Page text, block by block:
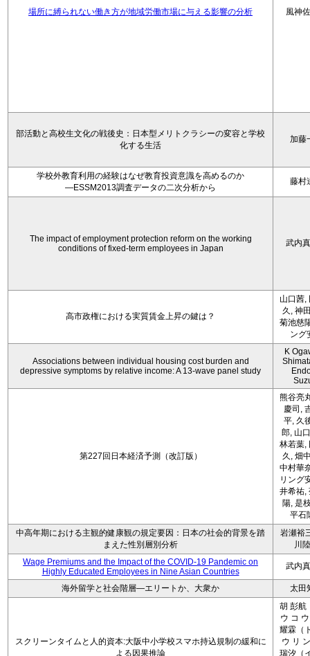
場所に縛られない働き方が地域労働市場に与える影響の分析 風神
部活動と高校生文化の戦後史：日本型メリトクラシーの変容と学校
化する生活
加藤
学校外教育利用の経験はなぜ教育投資意識を高めるのか
―ESSM2013調査データの二次分析から
藤村
The impact of employment protection reform on the working
conditions of fixed-term employees in Japan
武内
高市政権における実質賃金上昇の鍵は？
山口茜,
久, 神
菊池慈
ング
Associations between individual housing cost burden and
depressive symptoms by relative income: A 13-wave panel study
K
第227回日本経済予測（改訂版）
熊谷亮
慶司,
平, 久
郎, 山
林若葉,
久, 畑
中村華
リング
井希祐,
陽, 是
平石
中高年期における主観的健康観の規定要因：日本の社会的背景を踏
まえた性別層別分析
岩瀬裕
川
Wage Premiums and the Impact of the COVID‑19 Pandemic on
Highly Educated Employees in Nine Asian Countries
武内
海外留学と社会階層―エリートか、大衆か 太田
スクリーンタイムと人的資本:大阪中小学校スマホ持込規制の緩和に
よる因果推論
胡 彭航
ウ コ
耀霖（
ウ リ
瑞汐（